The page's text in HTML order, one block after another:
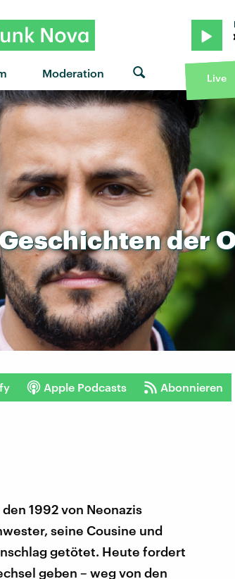
Moderation
a time" von The Linda Lindas · "Once upon a
Live
der
Apple Podcasts Abonnieren
1992 von Neonazis
seine Cousine und
getötet. Heute fordert
geben – weg von den